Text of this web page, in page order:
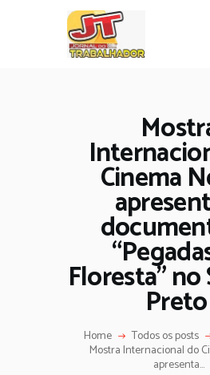
Cinema
Floresta” no
Preto
Home Todos os posts
Mostra Internacional do
apresenta...